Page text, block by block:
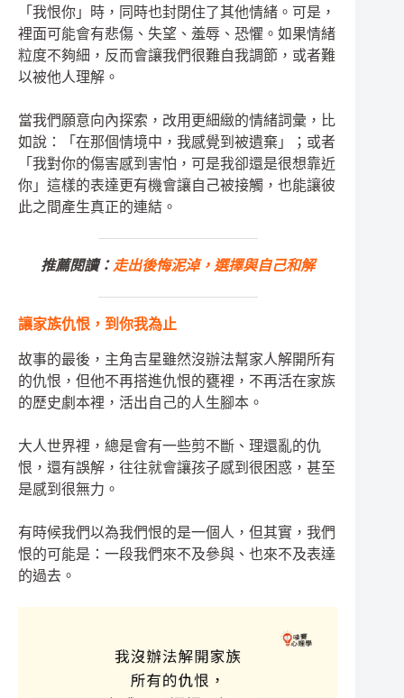
「我恨你」時，同時也封閉住了其他情緒。可是，
裡面可能會有悲傷、失望、羞辱、恐懼。如果情緒
粒度不夠細，反而會讓我們很難自我調節，或者難
以被他人理解。
當我們願意向內探索，改用更細緻的情緒詞彙，比
如說：「在那個情境中，我感覺到被遺棄」；或者
「我對你的傷害感到害怕，可是我卻還是很想靠近
你」這樣的表達更有機會讓自己被接觸，也能讓彼
此之間產生真正的連結。
推薦閱讀： 走出後悔泥淖，選擇與自己和解
讓家族仇恨，到你我為止
故事的最後，主角吉星雖然沒辦法幫家人解開所有
的仇恨，但他不再搭進仇恨的甕裡，不再活在家族
的歷史劇本裡，活出自己的人生腳本。
大人世界裡，總是會有一些剪不斷、理還亂的仇
恨，還有誤解，往往就會讓孩子感到很困惑，甚至
是感到很無力。
有時候我們以為我們恨的是一個人，但其實，我們
恨的可能是：一段我們來不及參與、也來不及表達
的過去。